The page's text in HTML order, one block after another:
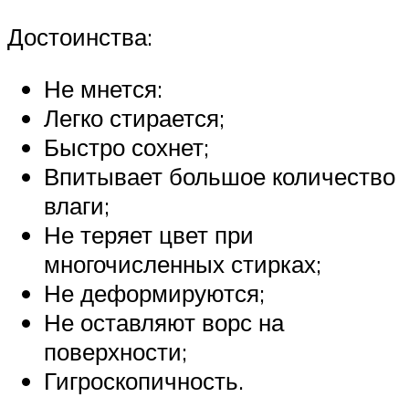
Достоинства:
Не мнется:
Легко стирается;
Быстро сохнет;
Впитывает большое количество
влаги;
Не теряет цвет при
многочисленных стирках;
Не деформируются;
Не оставляют ворс на
поверхности;
Гигроскопичность.